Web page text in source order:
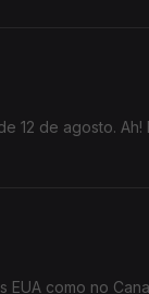
12 de agosto. Ah!
como no